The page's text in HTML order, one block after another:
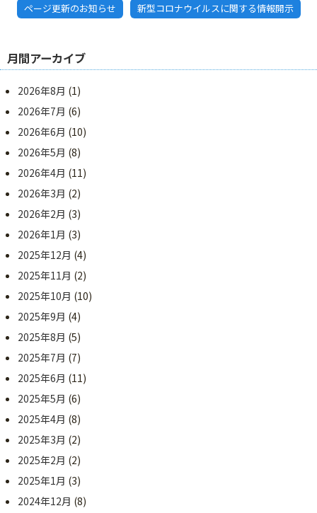
ページ更新のお知らせ
新型コロナウイルスに関する情報開示
月間アーカイブ
2026年8月 (1)
2026年7月 (6)
2026年6月 (10)
2026年5月 (8)
2026年4月 (11)
2026年3月 (2)
2026年2月 (3)
2026年1月 (3)
2025年12月 (4)
2025年11月 (2)
2025年10月 (10)
2025年9月 (4)
2025年8月 (5)
2025年7月 (7)
2025年6月 (11)
2025年5月 (6)
2025年4月 (8)
2025年3月 (2)
2025年2月 (2)
2025年1月 (3)
2024年12月 (8)